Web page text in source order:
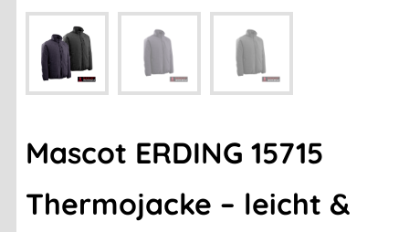
Mascot ERDING 15715
Thermojacke – leicht &